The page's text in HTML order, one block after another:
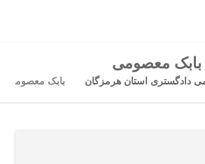
بابک معصومی
دادگستری استان هرمزگان بابک معصومی